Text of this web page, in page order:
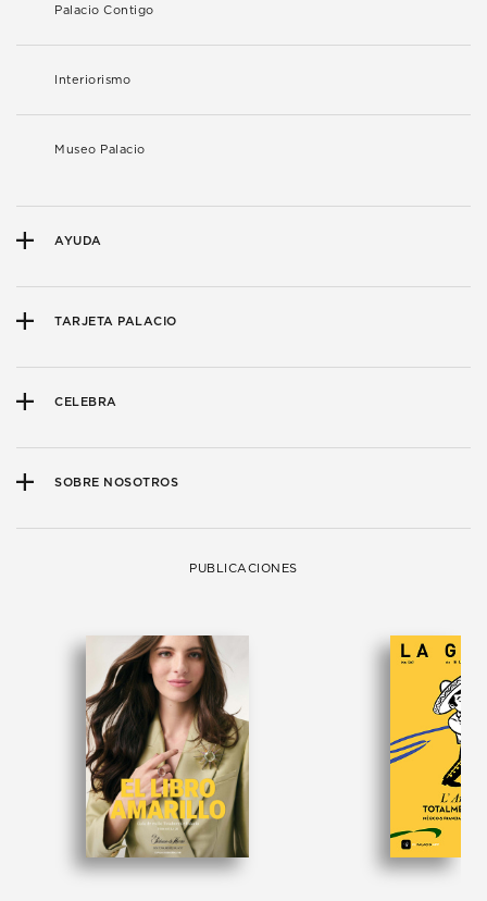
Palacio Contigo
Interiorismo
Museo Palacio
AYUDA
TARJETA PALACIO
CELEBRA
SOBRE NOSOTROS
PUBLICACIONES